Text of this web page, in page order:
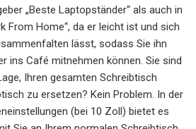
„Beste Laptopständer“ als auch in
From Home“, da er leicht ist und sich
lässt, sodass Sie ihn
ins Café mitnehmen können. Sie sind
Ihren gesamten Schreibtisch
zu ersetzen? Kein Problem. In der
(bei 10 Zoll) bietet es